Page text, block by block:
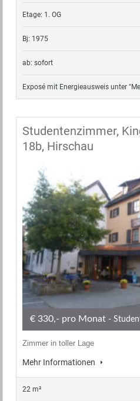
Etage: 1. OG
Bj: 1975
ab: sofort
Exposé mit Energieausweis unter
Studentenzimmer,
18b, Hirschau
€ 330,- pro Monat -
Zimmer in toller Lage
Mehr Informationen
22 m²